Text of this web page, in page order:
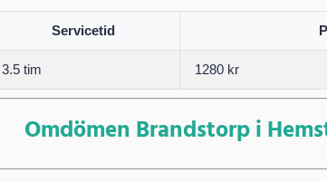
Servicetid
3.5 tim 1280 kr
Omdömen Brandstorp i